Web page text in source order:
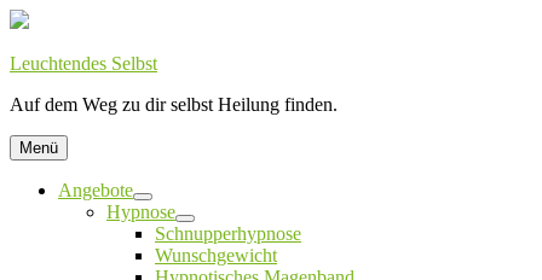
Zum
springen
Leuchtendes Selbst
Auf dem Weg zu dir selbst Heilung finden.
Menü
Angebote
Untermenü
öffnen
Hypnose
Untermenü
öffnen
Schnupperhypnose
Wunschgewicht